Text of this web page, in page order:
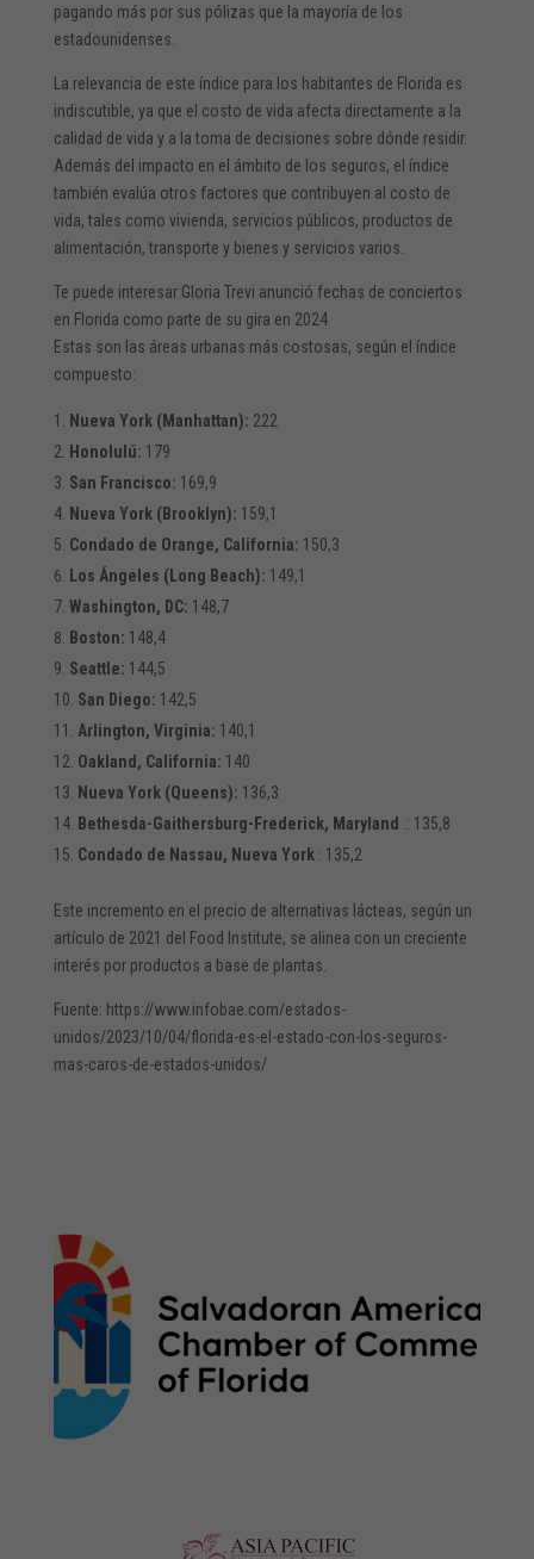
pagando más por sus pólizas que la mayoría de los
estadounidenses.
La relevancia de este índice para los habitantes de Florida es
indiscutible, ya que el costo de vida afecta directamente a la
calidad de vida y a la toma de decisiones sobre dónde residir.
Además del impacto en el ámbito de los seguros, el índice
también evalúa otros factores que contribuyen al costo de
vida, tales como vivienda, servicios públicos, productos de
alimentación, transporte y bienes y servicios varios.
Te puede interesar:Gloria Trevi anunció fechas de conciertos
en Florida como parte de su gira en 2024
Estas son las áreas urbanas más costosas, según el índice
compuesto:
Nueva York (Manhattan): 222
Honolulú: 179
San Francisco: 169,9
Nueva York (Brooklyn): 159,1
Condado de Orange, California: 150,3
Los Ángeles (Long Beach): 149,1
Washington, DC: 148,7
Boston: 148,4
Seattle: 144,5
San Diego: 142,5
Arlington, Virginia: 140,1
Oakland, California: 140
Nueva York (Queens): 136,3
Bethesda-Gaithersburg-Frederick, Maryland
.: 135,8
Condado de Nassau, Nueva York: 135,2
Este incremento en el precio de alternativas lácteas, según un
artículo de 2021 del Food Institute, se alinea con un creciente
interés por productos a base de plantas.
Fuente: https://www.infobae.com/estados-
unidos/2023/10/04/florida-es-el-estado-con-los-seguros-
mas-caros-de-estados-unidos/